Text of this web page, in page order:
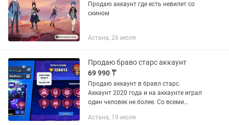
Продаю аккаунт где есть невилет со
скином
Астана, 26 июля
Продаю браво старс аккаунт
69 990 ₸
Продаю аккаунт в бравл старс.
Аккаунт 2020 года и на аккаунте играл
один человек не более. Со всеми
аккаунт с gmail полностью Если вы с
Астана, 19 июля